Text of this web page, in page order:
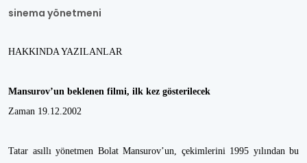
sinema yönetmeni
HAKKINDA YAZILANLAR
Mansurov’un beklenen filmi, ilk kez gösterilecek
Zaman 19.12.2002
Tatar asıllı yönetmen Bolat Mansurov’un, çekimlerini 1995 yılından bu